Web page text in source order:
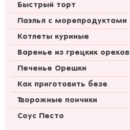
Быстрый торт
Паэлья с морепродуктами
Котлеты куриные
Варенье из грецких орехов
Печенье Орешки
Как приготовить безе
Творожные пончики
Соус Песто